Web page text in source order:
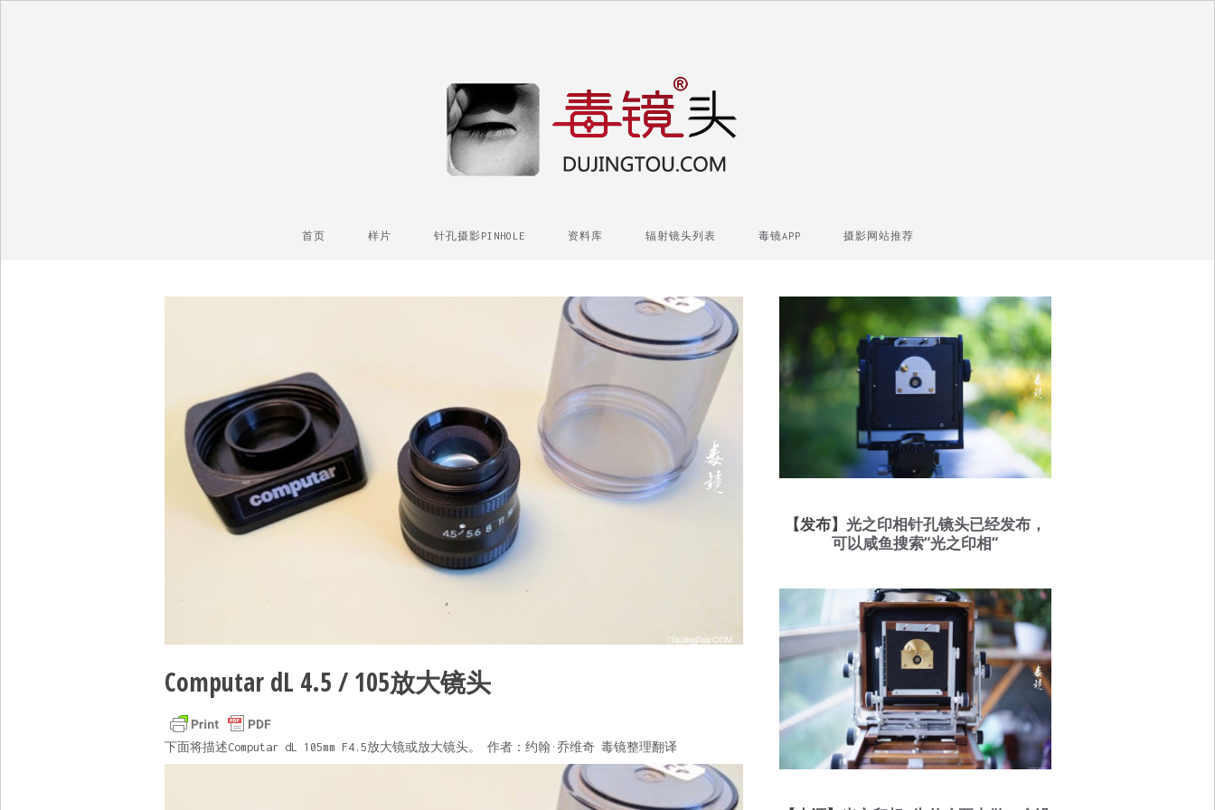
首页 样片 针孔摄影PINHOLE 资料库 辐射镜头列表 毒镜APP 摄影网站推荐
Computar dL 4.5 / 105放大镜头
下面将描述Computar dL 105mm F4.5放大镜或放大镜头。 作者：约翰·乔维奇 毒镜整理翻译
【发布】 光之印相针孔镜头已经发布，
可以咸鱼搜索“光之印相“